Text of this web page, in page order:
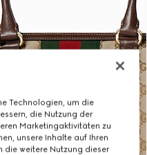
Technologien, um die
die Nutzung der
Marketingaktivitäten zu
unsere Inhalte auf Ihren
die weitere Nutzung dieser